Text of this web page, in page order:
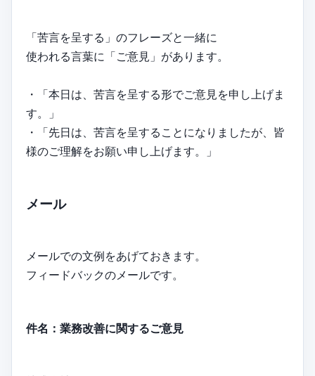
「苦言を呈する」のフレーズと一緒に
使われる言葉に「ご意見」があります。
・「本日は、苦言を呈する形でご意見を申し上げま
す。」
・「先日は、苦言を呈することになりましたが、皆
様のご理解をお願い申し上げます。」
メール
メールでの文例をあげておきます。
フィードバックのメールです。
件名：業務改善に関するご意見